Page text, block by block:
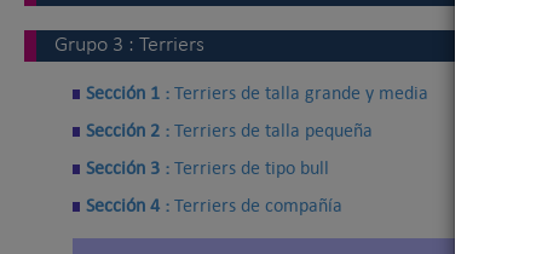
Grupo 3 : Terriers
Sección 1 : Terriers de talla grande y media
Sección 2 : Terriers de talla pequeña
Sección 3 : Terriers de tipo bull
Sección 4 : Terriers de compañía